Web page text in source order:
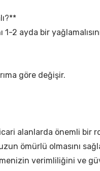
2 ayda bir
göre değişir.
alanlarda önemli bir
ömürlü olmasını
verimliliğini ve